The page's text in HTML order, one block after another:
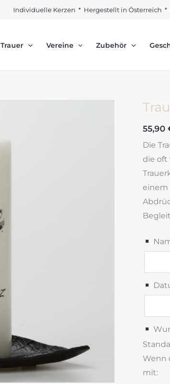
Individuelle Kerzen * Hergestellt in Österreich
Trauer Vereine Zubehör
55,90
Die
die oft
einem
Wenn
mit: